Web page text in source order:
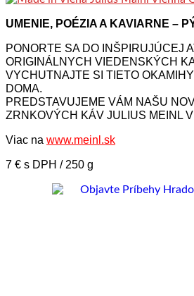
UMENIE, POÉZIA A KAVIARNE –
PONORTE SA DO INŠPIRUJÚCEJ
ORIGINÁLNYCH VIEDENSKÝCH
VYCHUTNAJTE SI TIETO
DOMA.
PREDSTAVUJEME VÁM NAŠU
ZRNKOVÝCH KÁV JULIUS MEINL
Viac na www.meinl.sk
7 € s DPH / 250 g